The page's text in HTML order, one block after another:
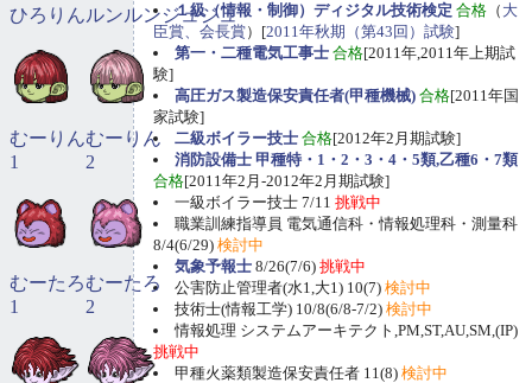
１級（情報・制御）ディジタル技術検定 合格 （ 大
臣賞、会長賞）[2011年秋期（第43回）試験]
第一・二種電気工事士 合格[2011年,2011年上期試
験]
高圧ガス製造保安責任者(甲種機械) 合格[2011年国
家試験]
二級ボイラー技士 合格[2012年2月期試験]
消防設備士 甲種特・1・2・3・4・5類,乙種6・7類
合格[2011年2月-2012年2月期試験]
一級ボイラー技士 7/11 挑戦中
職業訓練指導員 電気通信科・情報処理科・測量科
8/4(6/29) 検討中
気象予報士 8/26(7/6) 挑戦中
公害防止管理者(水1,大1) 10(7) 検討中
技術士(情報工学) 10/8(6/8-7/2) 検討中
情報処理 システムアーキテクト,PM,ST,AU,SM,(IP)
挑戦中
甲種火薬類製造保安責任者 11(8) 検討中
ひろりんルンルンジュジュ
むーりん
1
むーりん
2
むーたろ
1
むーたろ
2